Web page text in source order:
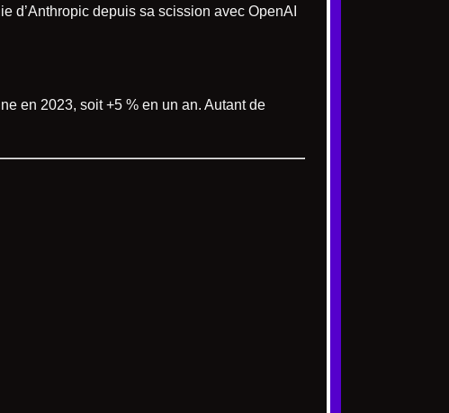
d’Anthropic depuis sa scission avec OpenAI
en 2023, soit +5 % en un an. Autant de